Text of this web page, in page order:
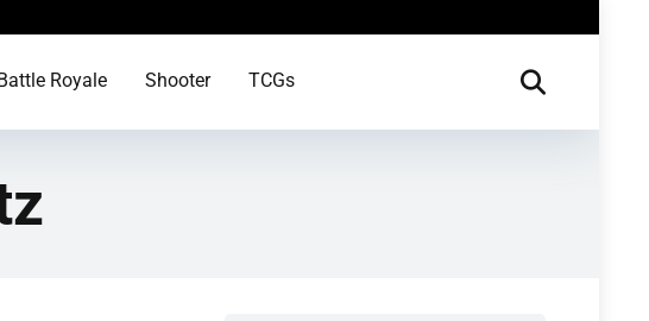
Royale Shooter TCGs